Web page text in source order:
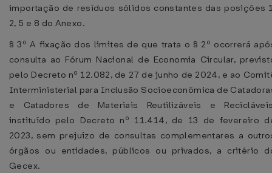
importação de resíduos sólidos constantes das posições
2, 5 e 8 do Anexo.
§ 3º A fixação dos limites de que trata o § 2º ocorrerá
consulta ao Fórum Nacional de Economia Circular,
pelo Decreto nº 12.082, de 27 de junho de 2024, e ao
Interministerial para Inclusão Socioeconômica de
e Catadores de Materiais Reutilizáveis e
instituído pelo Decreto nº 11.414, de 13 de fevereiro
2023, sem prejuízo de consultas complementares a
órgãos ou entidades, públicos ou privados, a critério
Gecex.